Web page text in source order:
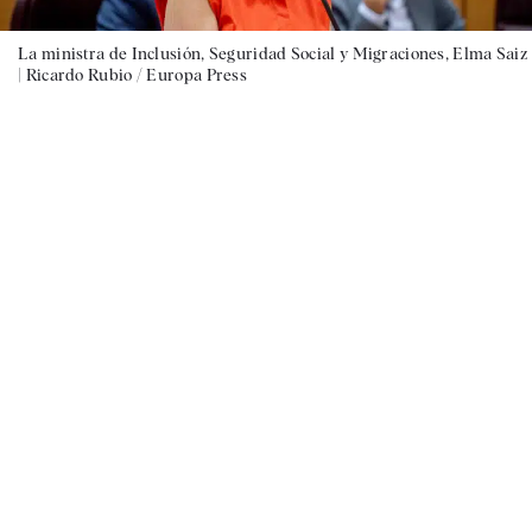
La ministra de Inclusión, Seguridad Social y Migraciones, Elma Saiz
| Ricardo Rubio / Europa Press